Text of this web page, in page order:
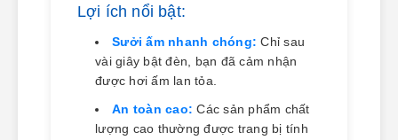
Lợi ích nổi bật:
Sưởi ấm nhanh chóng: Chỉ sau
vài giây bật đèn, bạn đã cảm nhận
được hơi ấm lan tỏa.
An toàn cao: Các sản phẩm chất
lượng cao thường được trang bị tính